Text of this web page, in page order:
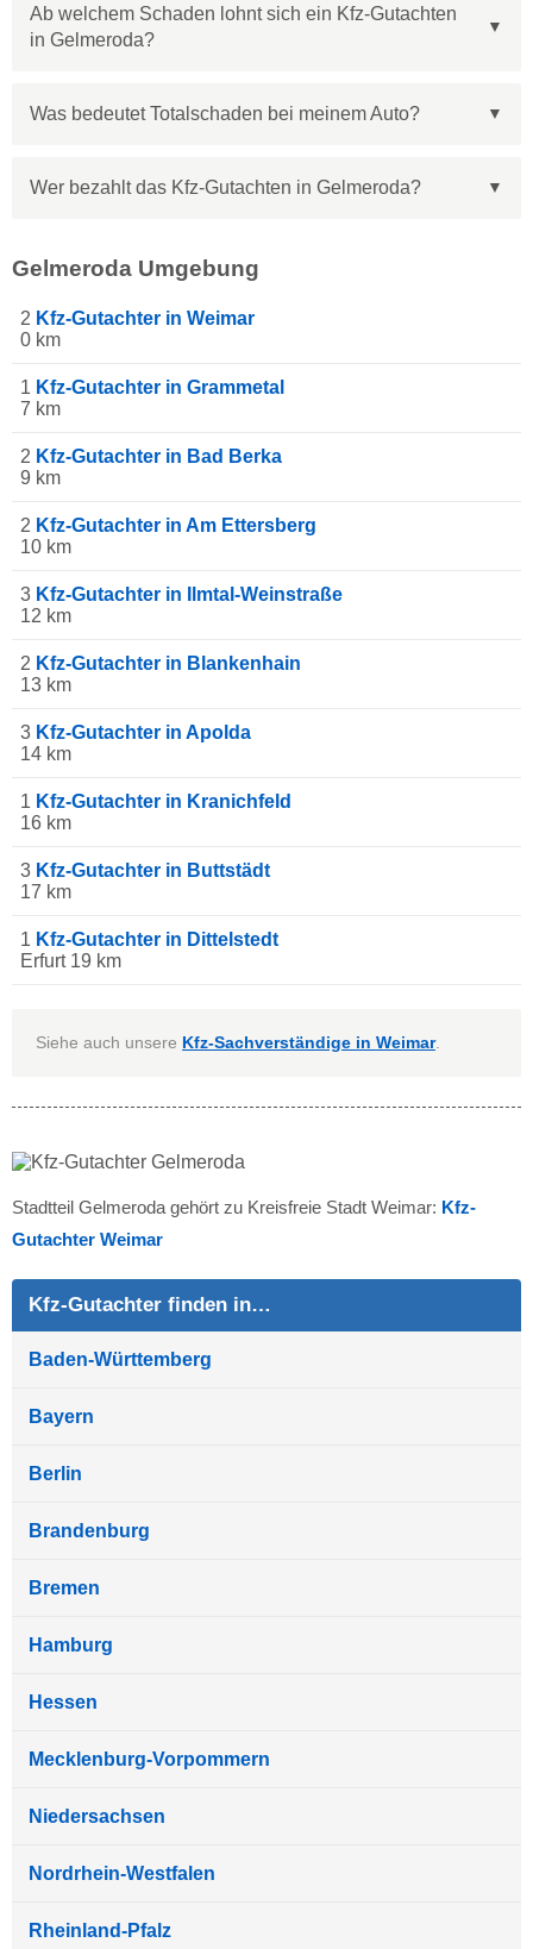
Ab welchem Schaden lohnt sich ein Kfz-Gutachten
in Gelmeroda?
Was bedeutet Totalschaden bei meinem Auto?
Wer bezahlt das Kfz-Gutachten in Gelmeroda?
Gelmeroda Umgebung
2 Kfz-Gutachter in Weimar
0 km
1 Kfz-Gutachter in Grammetal
7 km
2 Kfz-Gutachter in Bad Berka
9 km
2 Kfz-Gutachter in Am Ettersberg
10 km
3 Kfz-Gutachter in Ilmtal-Weinstraße
12 km
2 Kfz-Gutachter in Blankenhain
13 km
3 Kfz-Gutachter in Apolda
14 km
1 Kfz-Gutachter in Kranichfeld
16 km
3 Kfz-Gutachter in Buttstädt
17 km
1 Kfz-Gutachter in Dittelstedt
Erfurt 19 km
Siehe auch unsere Kfz-Sachverständige in Weimar.
Stadtteil Gelmeroda gehört zu Kreisfreie Stadt Weimar: Kfz-
Gutachter Weimar
Kfz-Gutachter finden in…
Baden-Württemberg
Bayern
Berlin
Brandenburg
Bremen
Hamburg
Hessen
Mecklenburg-Vorpommern
Niedersachsen
Nordrhein-Westfalen
Rheinland-Pfalz